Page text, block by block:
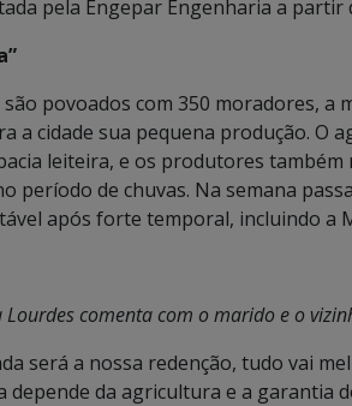
pela Engepar Engenharia a partir
povoados com 350 moradores, a
a cidade sua pequena produção. O
leiteira, e os produtores também
período de chuvas. Na semana
após forte temporal, incluindo a
comenta com o marido e o
será a nossa redenção, tudo vai
depende da agricultura e a garantia